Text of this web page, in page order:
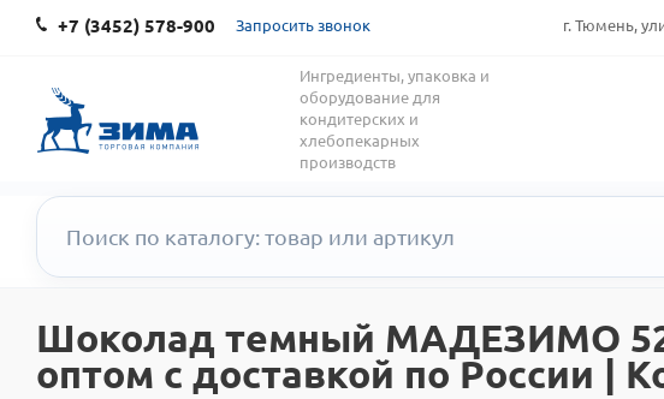
+7 (3452) 578-900 Запросить звонок г. Тюмень,
Ингредиенты, упаковка и
оборудование для
кондитерских и
хлебопекарных
производств
Шоколад темный МАДЕЗИМО
оптом с доставкой по России |